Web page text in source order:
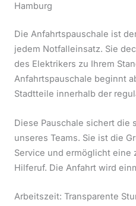
Hamburg
Die Anfahrtspauschale ist
jedem Notfalleinsatz. Sie
des Elektrikers zu Ihrem
Anfahrtspauschale beginnt
Stadtteile innerhalb der
Diese Pauschale sichert die
unseres Teams. Sie ist die
Service und ermöglicht eine
Hilferuf. Die Anfahrt wird
Arbeitszeit: Transparente